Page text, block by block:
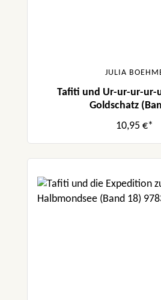
JULIA
Tafiti und Ur-ur-ur-ur-
Goldschatz
10,95 €*